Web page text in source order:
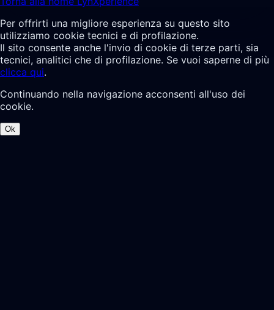
Per offrirti una migliore esperienza su questo sito
utilizziamo cookie tecnici e di profilazione.
Il sito consente anche l'invio di cookie di terze parti, sia
tecnici, analitici che di profilazione. Se vuoi saperne di più
clicca qui.
Continuando nella navigazione acconsenti all'uso dei
cookie.
Ok